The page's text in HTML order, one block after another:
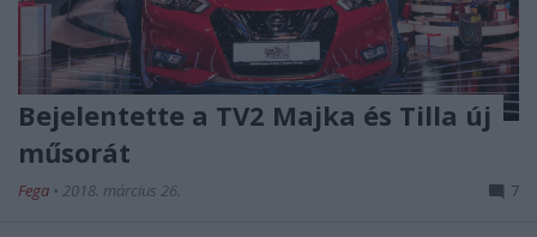
Bejelentette a TV2 Majka és Tilla új
műsorát
Fega • 2018. március 26. 7